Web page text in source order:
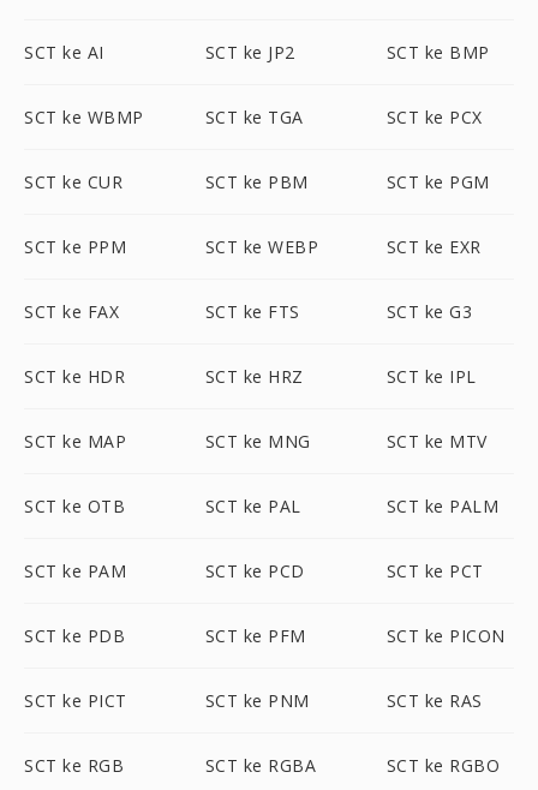
SCT ke AI SCT ke JP2 SCT ke BMP
SCT ke WBMP SCT ke TGA SCT ke PCX
SCT ke CUR SCT ke PBM SCT ke PGM
SCT ke PPM SCT ke WEBP SCT ke EXR
SCT ke FAX SCT ke FTS SCT ke G3
SCT ke HDR SCT ke HRZ SCT ke IPL
SCT ke MAP SCT ke MNG SCT ke MTV
SCT ke OTB SCT ke PAL SCT ke PALM
SCT ke PAM SCT ke PCD SCT ke PCT
SCT ke PDB SCT ke PFM SCT ke PICON
SCT ke PICT SCT ke PNM SCT ke RAS
SCT ke RGB SCT ke RGBA SCT ke RGBO